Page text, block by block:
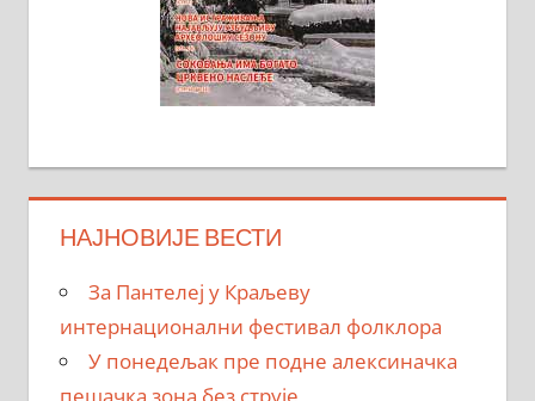
НАЈНОВИЈЕ ВЕСТИ
За Пантелеј у Краљеву
интернационални фестивал фолклора
У понедељак пре подне алексиначка